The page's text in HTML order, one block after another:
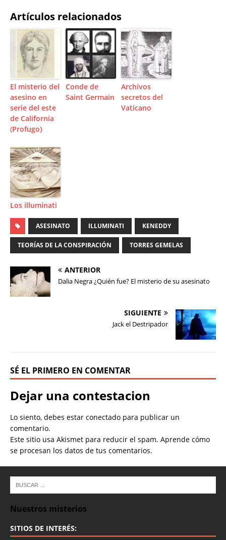
Artículos relacionados
El misterio del
asesino en
serie del este
de California
(Profugo)
Conde de
Saint Germain
Archivos
secretos del
Vaticano
Los illuminati
ASESINATO ILLUMINATI KENEDDY
TEORÍAS DE LA CONSPIRACIÓN TORRES GEMELAS
ANTERIOR
Dalia Negra ¿Quién fue? El misterio de su asesinato
SIGUIENTE
Jack el Destripador
SÉ EL PRIMERO EN COMENTAR
Dejar una contestacion
Lo siento, debes estar conectado para publicar un
comentario.
Este sitio usa Akismet para reducir el spam. Aprende cómo
se procesan los datos de tus comentarios.
Nuestros misterios
SITIOS DE INTERÉS: